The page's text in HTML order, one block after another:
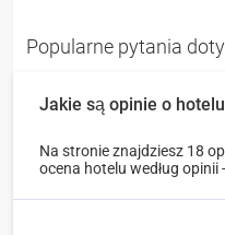
Popularne pytania
Jakie są opinie o
Na stronie znajdziesz 18
ocena hotelu według opinii